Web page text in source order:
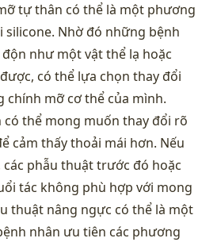
tự thân có thể là một phương
silicone. Nhờ đó những bệnh
như một vật thể lạ hoặc
có thể lựa chọn thay đổi
chính mỡ cơ thể của mình.
có thể mong muốn thay đổi rõ
cảm thấy thoải mái hơn. Nếu
các phẫu thuật trước đó hoặc
tác không phù hợp với mong
thuật nâng ngực có thể là một
nhân ưu tiên các phương